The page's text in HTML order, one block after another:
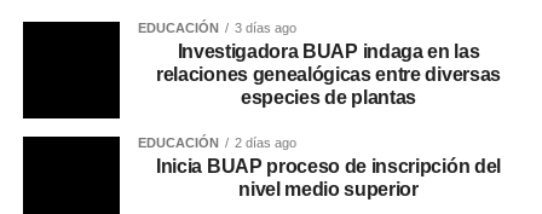
EDUCACIÓN 3 días ago
Investigadora BUAP indaga en las
relaciones genealógicas entre diversas
especies de plantas
EDUCACIÓN 2 días ago
Inicia BUAP proceso de inscripción del
nivel medio superior